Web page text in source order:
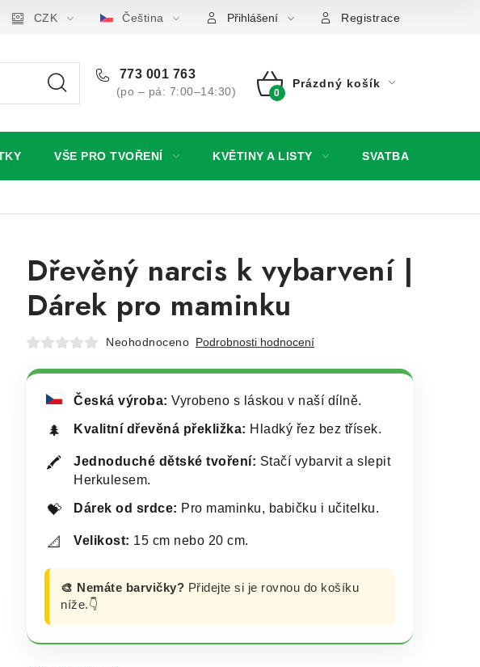
Podmínky ochrany osobních údajů Jak získat lepší ceny?
CZK Čeština Přihlášení Registrace
773 001 763
(po – pá: 7:00–14:30)
NÁKUPNÍ
Prázdný košík
VŠE PRO TVOŘENÍ KVĚTINY A LISTY SVATBA
Dřevěný narcis k vybarvení |
Dárek pro maminku
Neohodnoceno Podrobnosti hodnocení
Česká výroba: Vyrobeno s láskou v naší dílně.
🌲 Kvalitní dřevěná překližka: Hladký řez bez třísek.
🖍️ Jednoduché dětské tvoření: Stačí vybarvit a slepit
Herkulesem.
💝 Dárek od srdce: Pro maminku, babičku i učitelku.
📐 Velikost: 15 cm nebo 20 cm.
🎨 Nemáte barvičky? Přidejte si je rovnou do košíku
níže.👇